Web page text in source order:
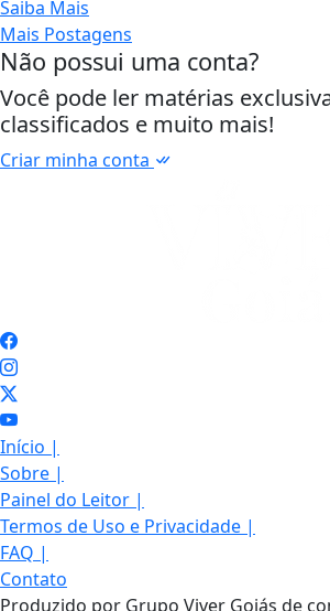
Saiba Mais
Mais Postagens
Não possui uma conta?
Você pode ler matérias
classificados e muito mais!
Criar minha conta
Início |
Sobre |
Painel do Leitor |
Termos de Uso e Privacidade |
FAQ |
Contato
Produzido por Grupo Viver Goiás de